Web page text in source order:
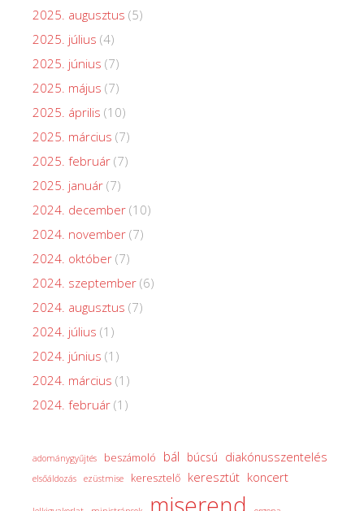
2025. augusztus (5)
2025. július (4)
2025. június (7)
2025. május (7)
2025. április (10)
2025. március (7)
2025. február (7)
2025. január (7)
2024. december (10)
2024. november (7)
2024. október (7)
2024. szeptember (6)
2024. augusztus (7)
2024. július (1)
2024. június (1)
2024. március (1)
2024. február (1)
adománygyűjtés beszámoló bál búcsú diakónusszentelés
elsőáldozás ezüstmise keresztelő keresztút koncert